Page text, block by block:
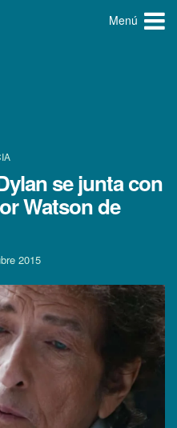
Menú
se junta con
Watson de
2015